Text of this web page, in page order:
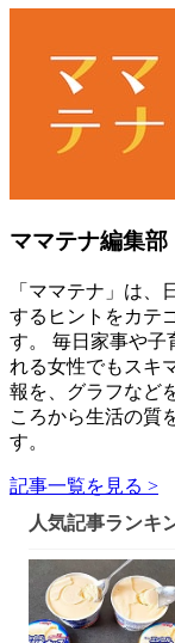
ママテナ編集部
「ママテナ」は
するヒントをカテ
す。 毎日家事や子
れる女性でもスキ
報を、グラフなど
ころから生活の質
す。
記事一覧を見る >
人気記事ランキ